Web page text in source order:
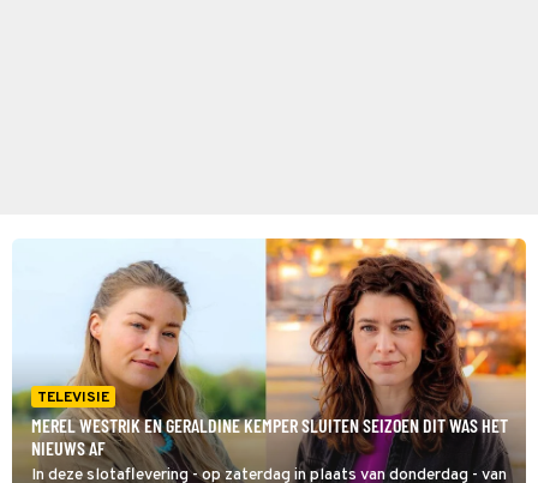
TELEVISIE
MEREL WESTRIK EN GERALDINE KEMPER SLUITEN SEIZOEN DIT WAS HET
NIEUWS AF
In deze slotaflevering - op zaterdag in plaats van donderdag - van